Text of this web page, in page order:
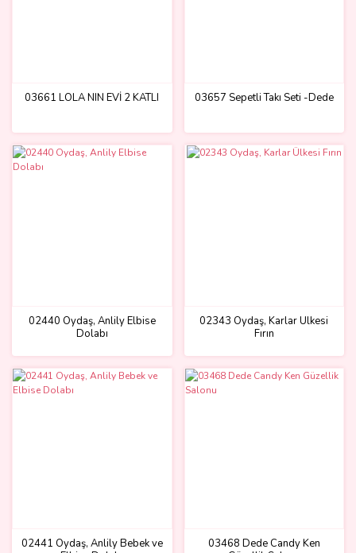
03661 LOLA NIN EVİ 2 KATLI 03657 Sepetli Takı Seti -Dede
02440 Oydaş, Anlily Elbise
Dolabı
02343 Oydaş, Karlar Ülkesi
Fırın
02441 Oydaş, Anlily Bebek ve
03468 Dede Candy Ken